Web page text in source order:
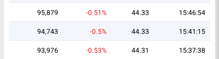
15:46:54
44.33
-0.51%
95,879
15:41:15
44.33
-0.5%
94,743
15:37:38
44.31
-0.53%
93,976